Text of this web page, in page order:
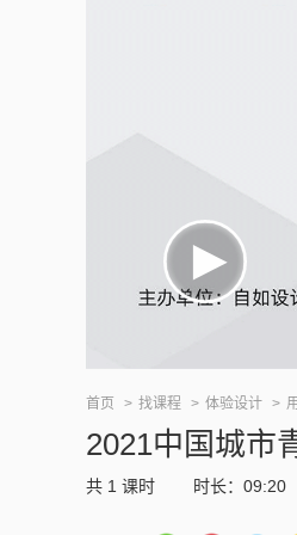
首页 找课程 体验设计
2021中国城市
共 1 课时 时长：09:20